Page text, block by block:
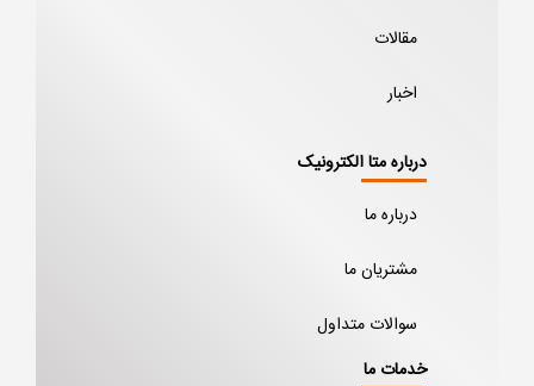
مقالات
اخبار
درباره متا الکترونیک
درباره ما
مشتریان ما
سوالات متداول
خدمات ما